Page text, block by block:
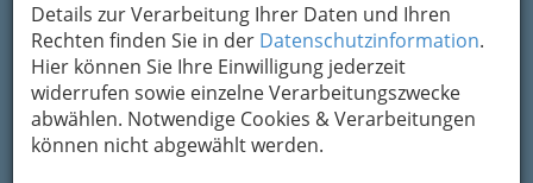
Details zur Verarbeitung Ihrer Daten und Ihren
Rechten finden Sie in der Datenschutzinformation.
Hier können Sie Ihre Einwilligung jederzeit
widerrufen sowie einzelne Verarbeitungszwecke
abwählen. Notwendige Cookies & Verarbeitungen
können nicht abgewählt werden.
Angeboten werden neben einheimischer Kost
vor allem auch Gerichte, die sich aus dem
westlichen sowie dem mediterranen Raum bei
uns eingebürgert haben. Neben den
traditionellen Gerichten hält seit einigen Jahren
auch die fernöstliche Küche aus Japan, China